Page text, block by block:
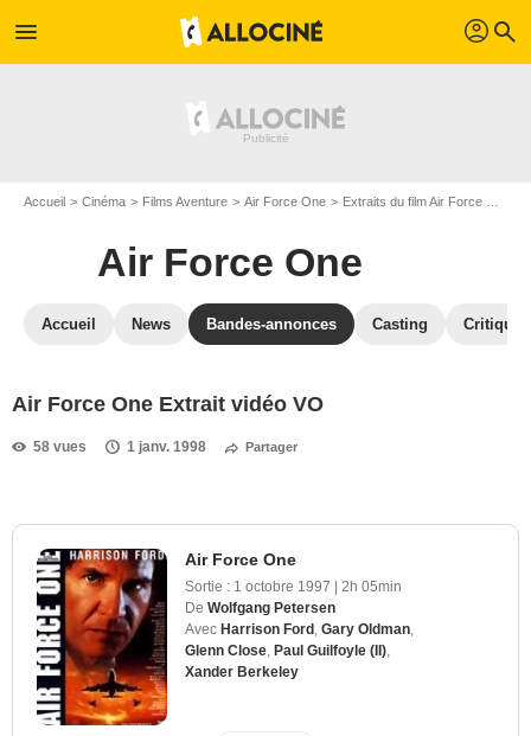
menu profil search
Accueil Cinéma Films Aventure Air Force One Extraits du film Air Force One
Air Force One
Accueil News Bandes-annonces Casting
Air Force One Extrait vidéo VO
58 vues 1 janv. 1998 Partager
Air Force One
Sortie : 1 octobre 1997
2h 05min
De Wolfgang Petersen
Avec Harrison Ford , Gary Oldman,
Glenn Close, Paul Guilfoyle (II),
Xander Berkeley